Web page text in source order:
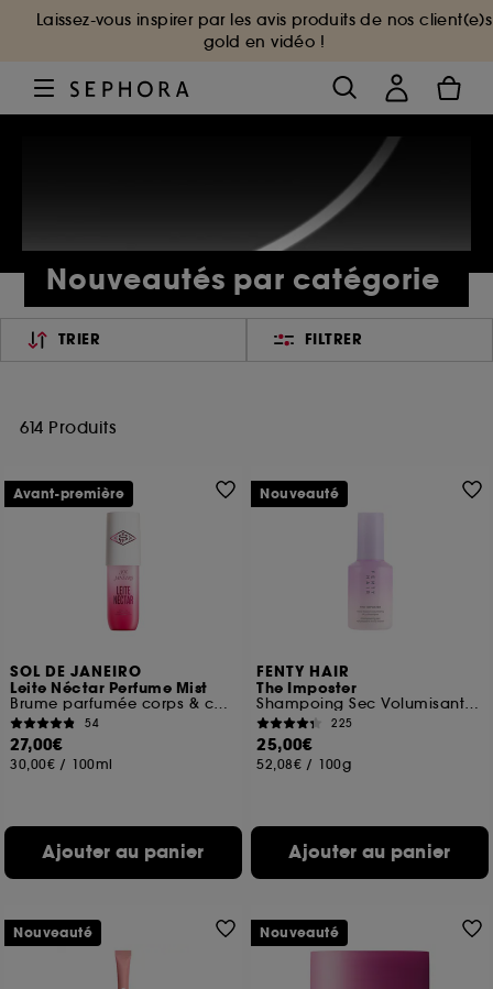
Laissez-vous inspirer par les avis produits de nos client(e)s
gold en vidéo !
Nouveautés par catégorie
TRIER FILTRER
614 Produits
SOL DE JANEIRO
Leite Néctar Perfume Mist
Brume parfumée corps & cheveux
54
27,00€
30,00€ / 100ml
Ajouter au panier
Avant-première
FENTY HAIR
The Imposter
Shampoing Sec Volumisant Invisi-Boost
225
25,00€
52,08€ / 100g
Ajouter au panier
Nouveauté
Nouveauté Nouveauté